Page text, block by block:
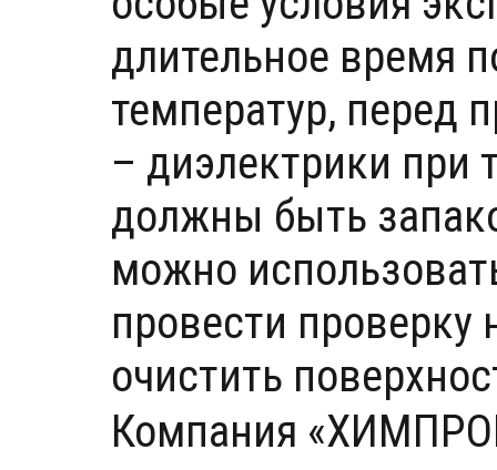
длительное время
температур, перед
– диэлектрики при
должны быть
можно
провести
очистить
Компания